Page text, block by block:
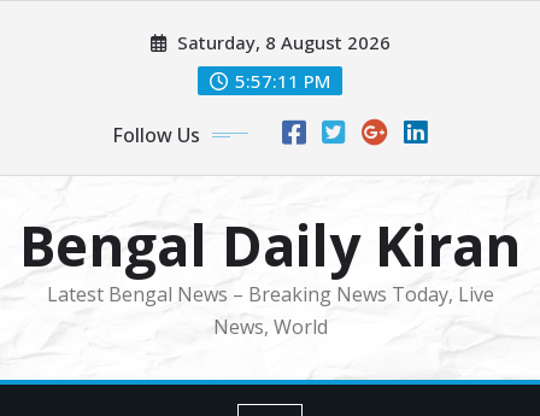
Saturday, 8 August 2026
5:57:13 PM
Follow Us
Bengal Daily Kiran
Latest Bengal News – Breaking News Today, Live
News, World